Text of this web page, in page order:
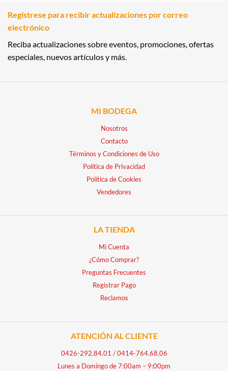
Regístrese para recibir actualizaciones por correo
electrónico
Reciba actualizaciones sobre eventos, promociones, ofertas
especiales, nuevos artículos y más.
MI BODEGA
Nosotros
Contacto
Términos y Condiciones de Uso
Política de Privacidad
Política de Cookies
Vendedores
LA TIENDA
Mi Cuenta
¿Cómo Comprar?
Preguntas Frecuentes
Registrar Pago
Reclamos
ATENCIÓN AL CLIENTE
0426-292.84.01 /0414-764.68.06
Lunes a Domingo de 7:00am – 9:00pm